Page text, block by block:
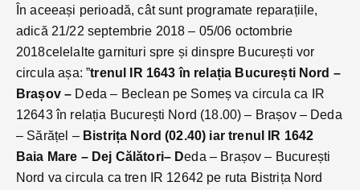
În aceeași perioadă, cât sunt programate reparațiile,
adică 21/22 septembrie 2018 – 05/06 octombrie
2018celelalte garnituri spre și dinspre București vor
circula așa: ”trenul IR 1643 în relația București Nord –
Brașov – Deda – Beclean pe Someș va circula ca IR
12643 în relația București Nord (18.00) – Brașov – Deda
– Sărățel – Bistrița Nord (02.40) iar trenul IR 1642
Baia Mare – Dej Călători– Deda – Brașov – București
Nord va circula ca tren IR 12642 pe ruta Bistrița Nord